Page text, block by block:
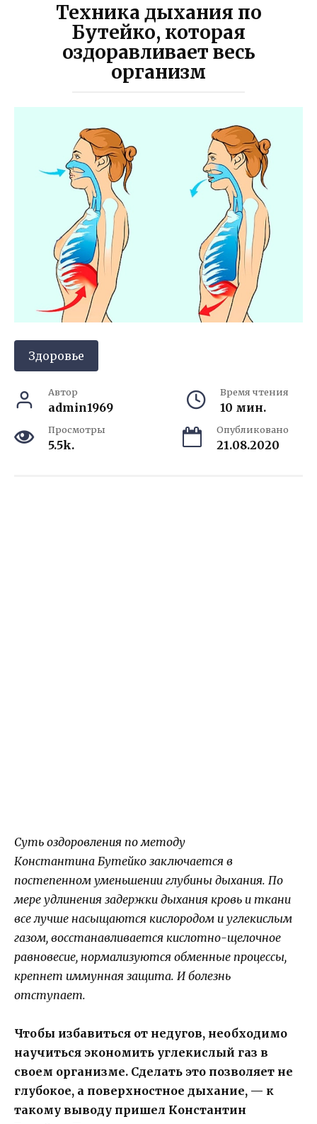
Техника дыхания по
Бутейко, которая
оздоравливает весь
организм
Здоровье
Автор
admin1969
Время чтения
10 мин.
Просмотры
5.5k.
Опубликовано
21.08.2020
Суть оздоровления по методу
Константина Бутейко заключается в
постепенном уменьшении глубины дыхания. По
мере удлинения задержки дыхания кровь и ткани
все лучше насыщаются кислородом и углекислым
газом, восстанавливается кислотно-щелочное
равновесие, нормализуются обменные процессы,
крепнет иммунная защита. И болезнь
отступает.
Чтобы избавиться от недугов, необходимо
научиться экономить углекислый газ в
своем организме. Сделать это позволяет не
глубокое, а поверхностное дыхание, — к
такому выводу пришел Константин